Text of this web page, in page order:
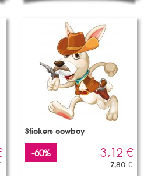
Stickers cowboy
-60% 3,12 €
7,80 €